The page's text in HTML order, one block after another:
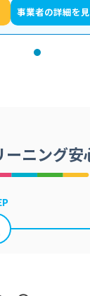
事業者の詳細を
ーニング安